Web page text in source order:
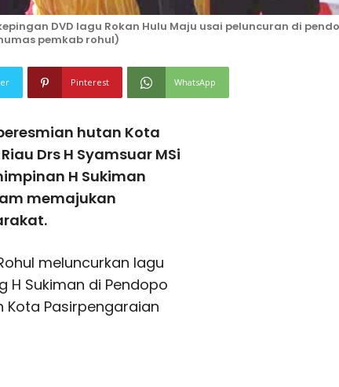
DVD lagu Rokan Hulu Maju usai peluncuran di
pemkab rohul)
Pinterest WhatsApp
peresmian hutan Kota
Drs H Syamsuar MSi
H Sukiman
memajukan
meluncurkan lagu
H Sukiman di Pendopo
Pasirpengaraian